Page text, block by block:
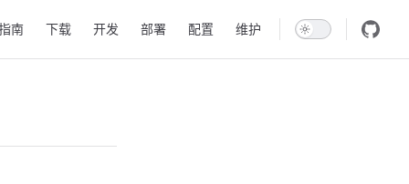
南 下载 开发 部署 配置 维护